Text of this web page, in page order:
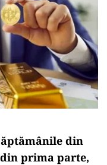
din
prima parte,